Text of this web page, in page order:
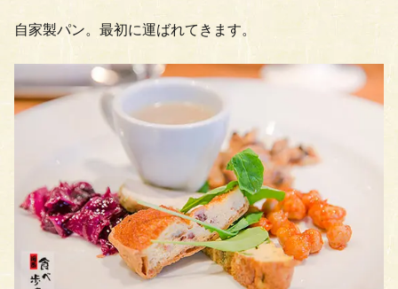
自家製パン。最初に運ばれてきます。